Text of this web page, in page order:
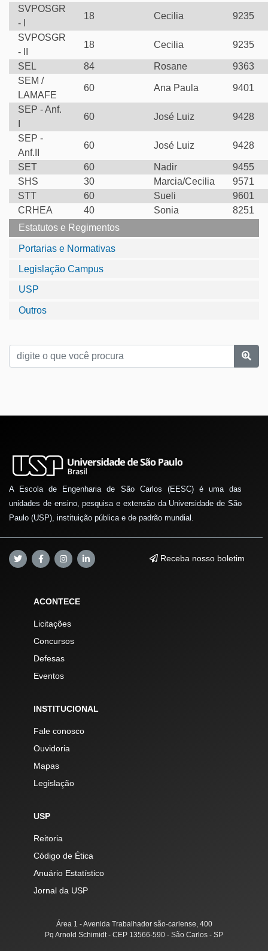
Estatutos e Regimentos
Portarias e Normativas
Legislação Campus
USP
Outros
SVPOSGR
- I
18 Cecilia 9235
SVPOSGR
- II
18 Cecilia 9235
SEL 84 Rosane
9363
SEM /
LAMAFE
60 Ana Paula 9401
SEP - Anf.
60 José Luiz 9428
SEP -
Anf.II
60 José Luiz 9428
SET 60 Nadir
9455
SHS
30 Marcia/Cecilia
9571
STT
60 Sueli
9601
CRHEA
40 Sonia 8251
A Escola de Engenharia de São Carlos (EESC) é uma das
unidades de ensino, pesquisa e extensão da Universidade de São
Paulo (USP), instituição pública e de padrão mundial.
Receba nosso boletim
ACONTECE
Licitações
Concursos
Defesas
Eventos
INSTITUCIONAL
Fale conosco
Ouvidoria
Mapas
Legislação
USP
Reitoria
Código de Ética
Anuário Estatístico
Jornal da USP
Área 1 - Avenida Trabalhador são-carlense, 400
Pq Arnold Schimidt - CEP 13566-590 - São Carlos - SP